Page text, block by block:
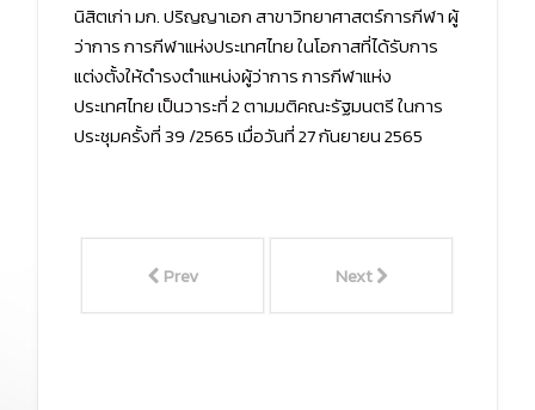
นิสิตเก่า มก. ปริญญาเอก สาขาวิทยาศาสตร์การกีฬา ผู้
ว่าการ การกีฬาแห่งประเทศไทย ในโอกาสที่ได้รับการ
แต่งตั้งให้ดำรงตำแหน่งผู้ว่าการ การกีฬาแห่ง
ประเทศไทย เป็นวาระที่ 2 ตามมติคณะรัฐมนตรี ในการ
ประชุมครั้งที่ 39 /2565 เมื่อวันที่ 27 กันยายน 2565
Prev Next